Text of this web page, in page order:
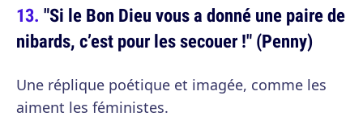
"Si le Bon Dieu vous a donné une paire de
nibards, c’est pour les secouer !" (Penny)
Une réplique poétique et imagée, comme les
aiment les féministes.